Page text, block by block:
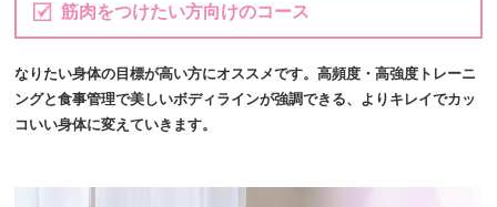
筋肉をつけたい方向けのコース
なりたい身体の目標が高い方にオススメです。高頻度・高強度トレーニ
ングと食事管理で美しいボディラインが強調できる、よりキレイでカッ
コいい身体に変えていきます。